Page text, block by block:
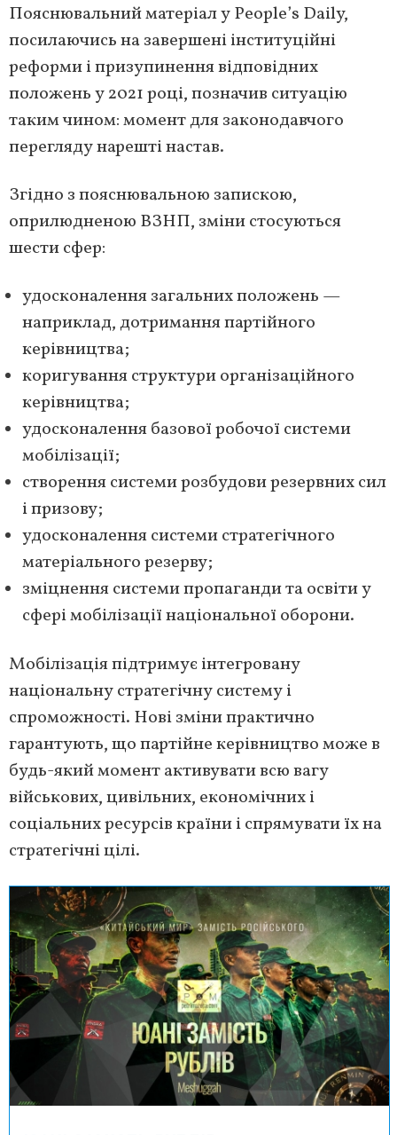
Пояснювальний матеріал у People’s Daily,
посилаючись на завершені інституційні
реформи і призупинення відповідних
положень у 2021 році, позначив ситуацію
таким чином: момент для законодавчого
перегляду нарешті настав.
Згідно з пояснювальною запискою,
оприлюдненою ВЗНП, зміни стосуються
шести сфер:
удосконалення загальних положень —
наприклад, дотримання партійного
керівництва;
коригування структури організаційного
керівництва;
удосконалення базової робочої системи
мобілізації;
створення системи розбудови резервних сил
і призову;
удосконалення системи стратегічного
матеріального резерву;
зміцнення системи пропаганди та освіти у
сфері мобілізації національної оборони.
Мобілізація підтримує інтегровану
національну стратегічну систему і
спроможності. Нові зміни практично
гарантують, що партійне керівництво може в
будь-який момент активувати всю вагу
військових, цивільних, економічних і
соціальних ресурсів країни і спрямувати їх на
стратегічні цілі.